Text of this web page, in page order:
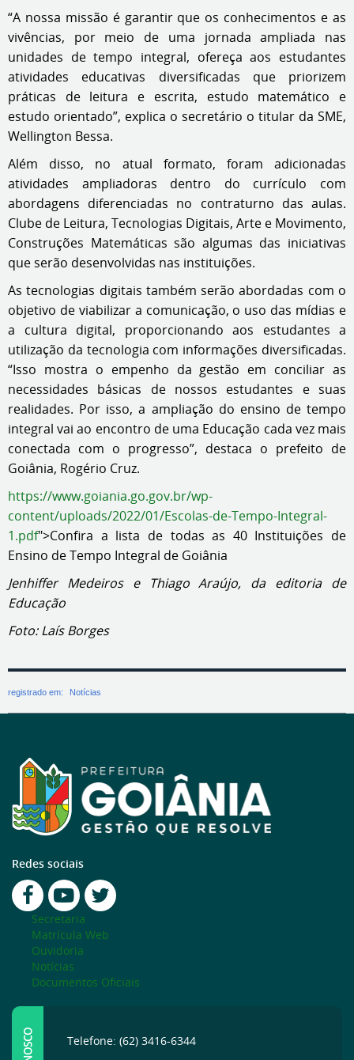
“A nossa missão é garantir que os conhecimentos e as
vivências, por meio de uma jornada ampliada nas
unidades de tempo integral, ofereça aos estudantes
atividades educativas diversificadas que priorizem
práticas de leitura e escrita, estudo matemático e
estudo orientado”, explica o secretário o titular da SME,
Wellington Bessa.
Além disso, no atual formato, foram adicionadas
atividades ampliadoras dentro do currículo com
abordagens diferenciadas no contraturno das aulas.
Clube de Leitura, Tecnologias Digitais, Arte e Movimento,
Construções Matemáticas são algumas das iniciativas
que serão desenvolvidas nas instituições.
As tecnologias digitais também serão abordadas com o
objetivo de viabilizar a comunicação, o uso das mídias e
a cultura digital, proporcionando aos estudantes a
utilização da tecnologia com informações diversificadas.
“Isso mostra o empenho da gestão em conciliar as
necessidades básicas de nossos estudantes e suas
realidades. Por isso, a ampliação do ensino de tempo
integral vai ao encontro de uma Educação cada vez mais
conectada com o progresso”, destaca o prefeito de
Goiânia, Rogério Cruz.
https://www.goiania.go.gov.br/wp-
content/uploads/2022/01/Escolas-de-Tempo-Integral-
1.pdf">Confira a lista de todas as 40 Instituições de
Ensino de Tempo Integral de Goiânia
Jenhiffer Medeiros e Thiago Araújo, da editoria de
Educação
Foto: Laís Borges
registrado em: Notícias
Redes sociais
Secretaria
Matrícula Web
Ouvidoria
Notícias
Documentos Oficiais
Telefone: (62) 3416-6344